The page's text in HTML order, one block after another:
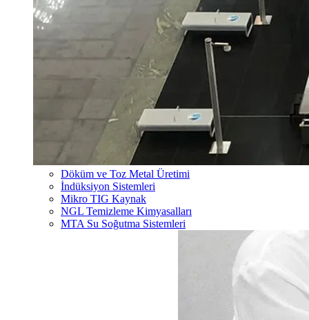
Döküm ve Toz Metal Üretimi
İndüksiyon Sistemleri
Mikro TIG Kaynak
NGL Temizleme Kimyasalları
MTA Su Soğutma Sistemleri